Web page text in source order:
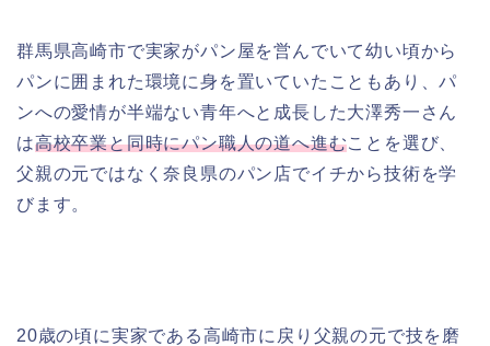
群馬県高崎市で実家がパン屋を営んでいて幼い頃から
パンに囲まれた環境に身を置いていたこともあり、パ
ンへの愛情が半端ない青年へと成長した大澤秀一さん
は高校卒業と同時にパン職人の道へ進むことを選び、
父親の元ではなく奈良県のパン店でイチから技術を学
びます。
20歳の頃に実家である高崎市に戻り父親の元で技を磨